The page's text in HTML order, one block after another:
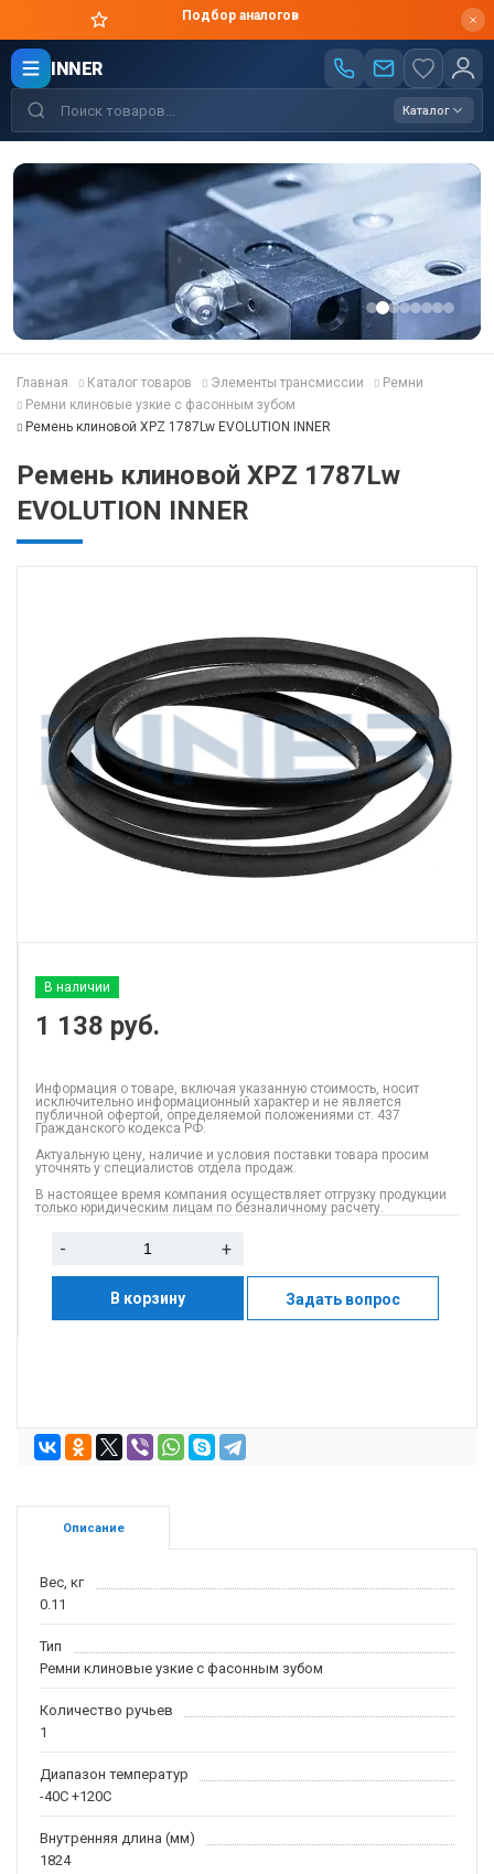
Цены производителя
INNER
Каталог
Главная Каталог товаров Элементы трансмиссии
Ремни
Ремни клиновые узкие с фасонным зубом
Ремень клиновой XPZ 1787Lw EVOLUTION INNER
Ремень клиновой XPZ 1787Lw
EVOLUTION INNER
В наличии
1 138 руб.
Информация о товаре, включая указанную стоимость, носит
исключительно информационный характер и не является
публичной офертой, определяемой положениями ст. 437
Гражданского кодекса РФ.
Актуальную цену, наличие и условия поставки товара просим
уточнять у специалистов отдела продаж.
В настоящее время компания осуществляет отгрузку продукции
только юридическим лицам по безналичному расчету.
- +
В корзину Задать вопрос
Описание
Вес, кг
0.11
Тип
Ремни клиновые узкие с фасонным зубом
Количество ручьев
1
Диапазон температур
-40С +120С
Внутренняя длина (мм)
1824